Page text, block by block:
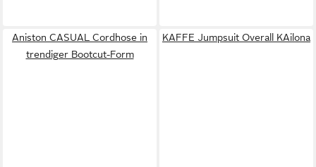
Aniston CASUAL Cordhose in
trendiger Bootcut-Form
KAFFE Jumpsuit Overall KAilona